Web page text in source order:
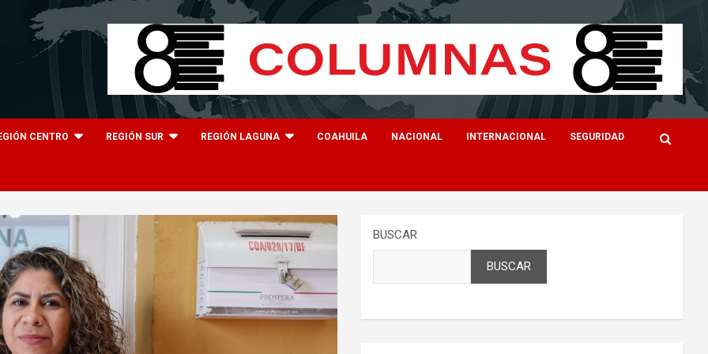
CENTRO REGIÓN SUR REGIÓN LAGUNA COAHUILA NACIONAL INTERNACIONAL SEGURIDAD
BUSCAR
BUSCAR